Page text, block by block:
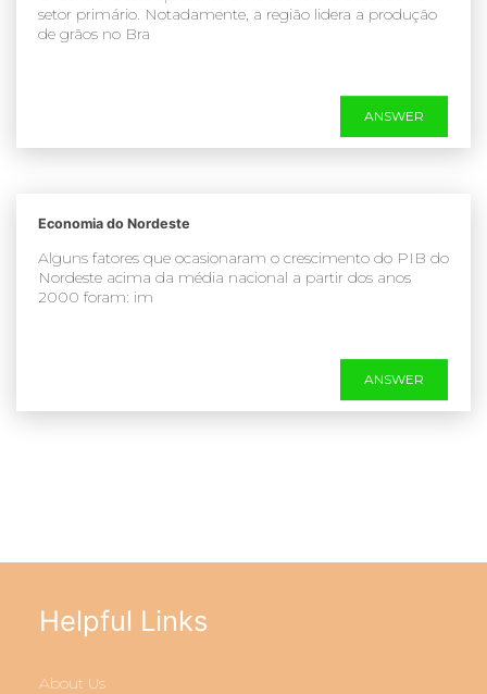
setor primário. Notadamente, a região lidera a produção
de grãos no Bra
ANSWER
Economia do Nordeste
Alguns fatores que ocasionaram o crescimento do PIB do
Nordeste acima da média nacional a partir dos anos
2000 foram: im
ANSWER
Helpful Links
About Us